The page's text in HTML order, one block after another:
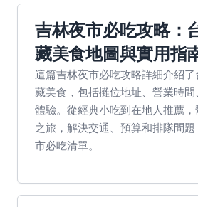
吉林夜市必吃攻略：
藏美食地圖與實用指
這篇吉林夜市必吃攻略詳細介紹
藏美食，包括攤位地址、營業時
體驗。從經典小吃到在地人推薦
之旅，解決交通、預算和排隊問
市必吃清單。